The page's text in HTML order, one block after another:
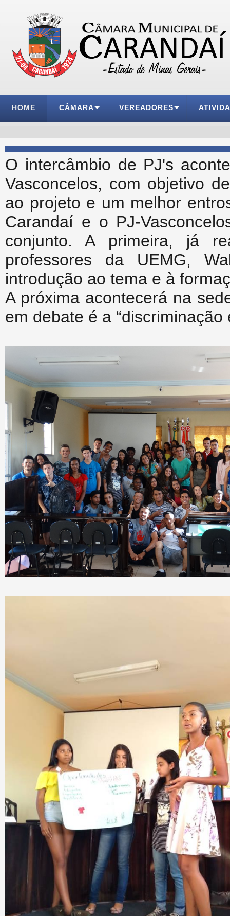
HOME CÂMARA VEREADORES
O intercâmbio de PJ's
Vasconcelos, com objetivo
ao projeto e um melhor
Carandaí e o PJ-
conjunto. A primeira, já
professores da UEMG,
introdução ao tema e à
A próxima acontecerá na
em debate é a “discriminação